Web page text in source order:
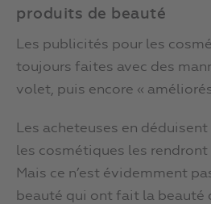
produits de beauté
Les publicités pour les
toujours faites avec des
volet, puis encore «
Les acheteuses en
les cosmétiques les
Mais ce n’est évidemment
beauté qui ont fait la beauté